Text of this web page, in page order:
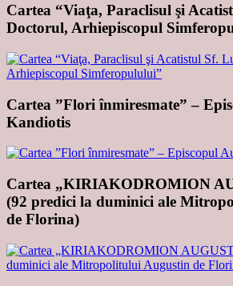
Cartea “Viaţa, Paraclisul şi
Doctorul, Arhiepiscopul
Cartea ”Flori înmiresmate” –
Kandiotis
Cartea „KIRIAKODROMION
(92 predici la duminici ale
de Florina)